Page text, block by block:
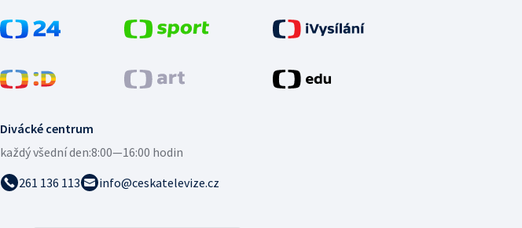
Divácké centrum
každý všední den:8:00—16:00 hodin
261 136 113
info@ceskatelevize.cz